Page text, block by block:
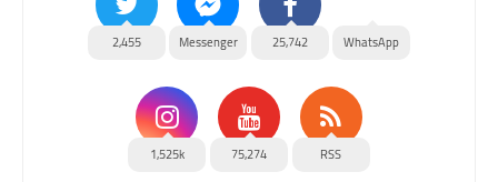
WhatsApp
25,742
Messenger
2,455
RSS
75,274
1,525k